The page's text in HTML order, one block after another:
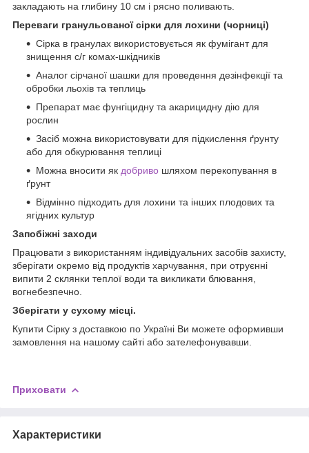
закладають на глибину 10 см і рясно поливають.
Переваги гранульованої сірки для лохини (чорниці)
Сірка в гранулах використовується як фумігант для
знищення с/г комах-шкідників
Аналог сірчаної шашки для проведення дезінфекції та
обробки льохів та теплиць
Препарат має фунгіцидну та акарицидну дію для
рослин
Засіб можна використовувати для підкислення ґрунту
або для обкурювання теплиці
Можна вносити як добриво шляхом перекопування в
ґрунт
Відмінно підходить для лохини та інших плодових та
ягідних культур
Запобіжні заходи
Працювати з використанням індивідуальних засобів захисту,
зберігати окремо від продуктів харчування, при отруєнні
випити 2 склянки теплої води та викликати блювання,
вогнебезпечно.
Зберігати у сухому місці.
Купити Сірку з доставкою по Україні Ви можете оформивши
замовлення на нашому сайті або зателефонувавши.
Приховати
Характеристики